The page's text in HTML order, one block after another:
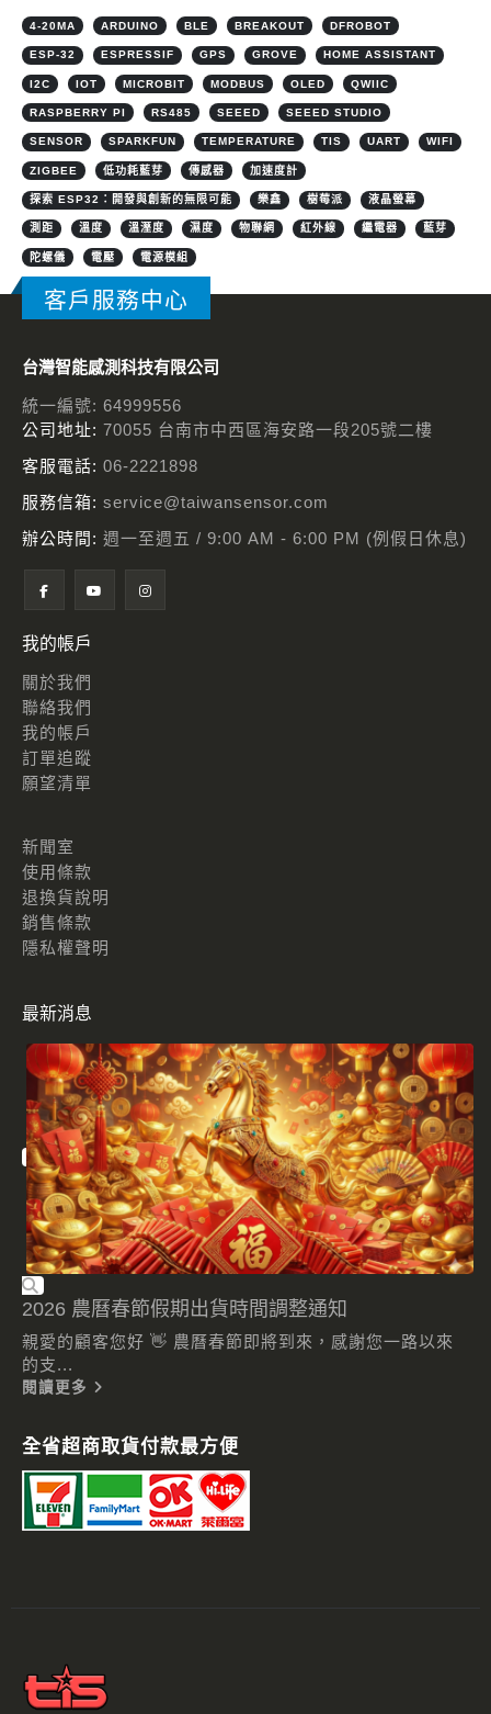
4-20MA ARDUINO BLE BREAKOUT DFROBOT
ESP-32 ESPRESSIF GPS GROVE HOME ASSISTANT
I2C IOT MICROBIT MODBUS OLED QWIIC
RASPBERRY PI RS485 SEEED SEEED STUDIO
SENSOR SPARKFUN TEMPERATURE TIS UART WIFI
ZIGBEE 低功耗藍芽 傳感器 加速度計
探索 ESP32：開發與創新的無限可能 樂鑫 樹莓派 液晶螢幕
測距 溫度 溫溼度 濕度 物聯網 紅外線 繼電器 藍芽
陀螺儀 電壓 電源模組
客戶服務中心
台灣智能感測科技有限公司
統一編號: 64999556
公司地址: 70055 台南市中西區海安路一段205號二樓
客服電話: 06-2221898
服務信箱: service@taiwansensor.com
辦公時間: 週一至週五 / 9:00 AM - 6:00 PM (例假日休息)
我的帳戶
關於我們
聯絡我們
我的帳戶
訂單追蹤
願望清單
新聞室
使用條款
退換貨說明
銷售條款
隱私權聲明
最新消息
2026 農曆春節假期出貨時間調整通知
親愛的顧客您好 👋 農曆春節即將到來，感謝您一路以來
的支...
閱讀更多
全省超商取貨付款最方便